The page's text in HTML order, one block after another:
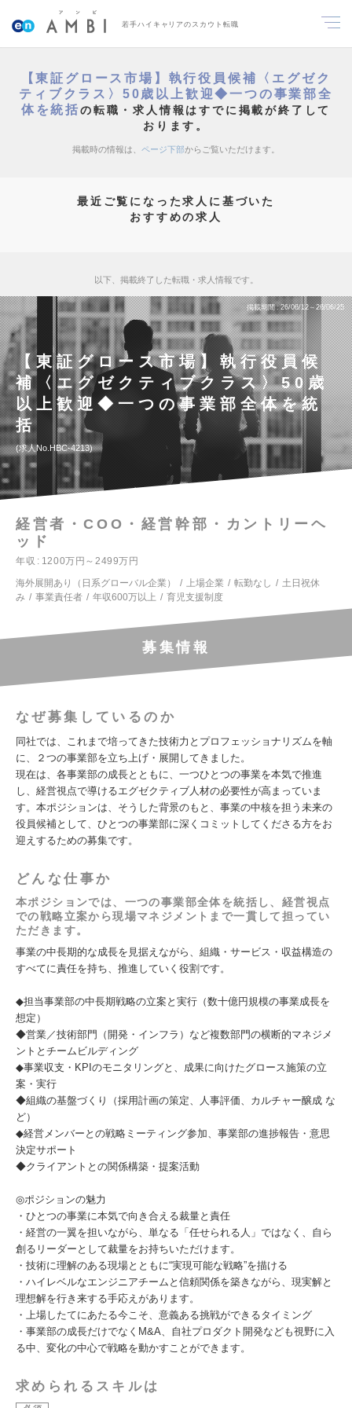
若手ハイキャリアのスカウト転職
【東証グロース市場】執行役員候補〈エグゼク
ティブクラス〉50歳以上歓迎◆一つの事業部全
体を統括の転職・求人情報はすでに掲載が終了して
おります。
掲載時の情報は、 ページ下部からご覧いただけます。
最近ご覧になった求人に基づいた
おすすめの求人
以下、掲載終了した転職・求人情報です。
掲載期間 26/06/12～26/06/25
【東証グロース市場】執行役員候
補〈エグゼクティブクラス〉50歳
以上歓迎◆一つの事業部全体を統
括
求人No.HBC-4213
経営者・COO・経営幹部・カントリーヘ
ッド
年収
1200万円～2499万円
海外展開あり（日系グローバル企業）
上場企業 転勤なし
土日祝休
み
事業責任者 年収600万以上 育児支援制度
募集情報
なぜ募集しているのか
同社では、これまで培ってきた技術力とプロフェッショナリズムを軸
に、２つの事業部を立ち上げ・展開してきました。
現在は、各事業部の成長とともに、一つひとつの事業を本気で推進
し、経営視点で導けるエグゼクティブ人材の必要性が高まっていま
す。本ポジションは、そうした背景のもと、事業の中核を担う未来の
役員候補として、ひとつの事業部に深くコミットしてくださる方をお
迎えするための募集です。
どんな仕事か
本ポジションでは、一つの事業部全体を統括し、経営視点
での戦略立案から現場マネジメントまで一貫して担ってい
ただきます。
事業の中長期的な成長を見据えながら、組織・サービス・収益構造の
すべてに責任を持ち、推進していく役割です。
◆担当事業部の中長期戦略の立案と実行（数十億円規模の事業成長を
想定）
◆営業／技術部門（開発・インフラ）など複数部門の横断的マネジメ
ントとチームビルディング
◆事業収支・KPIのモニタリングと、成果に向けたグロース施策の立
案・実行
◆組織の基盤づくり（採用計画の策定、人事評価、カルチャー醸成 な
ど）
◆経営メンバーとの戦略ミーティング参加、事業部の進捗報告・意思
決定サポート
◆クライアントとの関係構築・提案活動
◎ポジションの魅力
・ひとつの事業に本気で向き合える裁量と責任
・経営の一翼を担いながら、単なる「任せられる人」ではなく、自ら
創るリーダーとして裁量をお持ちいただけます。
・技術に理解のある現場とともに“実現可能な戦略”を描ける
・ハイレベルなエンジニアチームと信頼関係を築きながら、現実解と
理想解を行き来する手応えがあります。
・上場したてにあたる今こそ、意義ある挑戦ができるタイミング
・事業部の成長だけでなくM&A、自社プロダクト開発なども視野に入
る中、変化の中心で戦略を動かすことができます。
求められるスキルは